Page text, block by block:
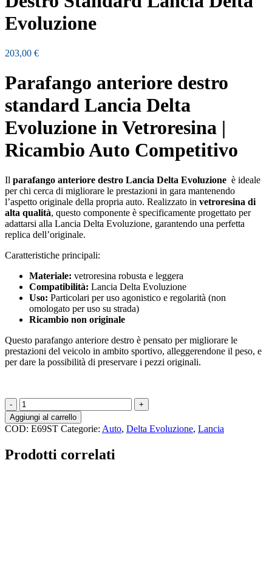
Evoluzione
203,00 €
Parafango anteriore destro
standard Lancia Delta
Evoluzione in Vetroresina |
Ricambio Auto Competitivo
Il parafango anteriore destro Lancia Delta Evoluzione è ideale
per chi cerca di migliorare le prestazioni in gara mantenendo
l’aspetto originale della propria auto. Realizzato in vetroresina di
alta qualità, questo componente è specificamente progettato per
adattarsi alla Lancia Delta Evoluzione, garantendo una perfetta
replica dell’originale.
Caratteristiche principali:
Materiale: vetroresina robusta e leggera
Compatibilità: Lancia Delta Evoluzione
Uso: Particolari per uso agonistico e regolarità (non
omologato per uso su strada)
Ricambio non originale
Questo parafango anteriore destro è pensato per migliorare le
prestazioni del veicolo in ambito sportivo, alleggerendone il peso, e
per dare la possibilità di preservare i pezzi originali.
E69ST
-
Parafango
Anteriore
Standard
Aggiungi al carrello
COD: E69ST Categorie: Auto, Delta Evoluzione, Lancia
Prodotti correlati